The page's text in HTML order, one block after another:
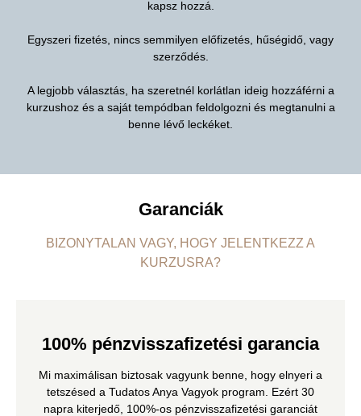
kapsz hozzá.
Egyszeri fizetés, nincs semmilyen előfizetés, hűségidő, vagy
szerződés.
A legjobb választás, ha szeretnél korlátlan ideig hozzáférni a
kurzushoz és a saját tempódban feldolgozni és megtanulni a
benne lévő leckéket.
Garanciák
BIZONYTALAN VAGY, HOGY JELENTKEZZ A
KURZUSRA?
100% pénzvisszafizetési garancia
Mi maximálisan biztosak vagyunk benne, hogy elnyeri a
tetszésed a Tudatos Anya Vagyok program. Ezért 30
napra kiterjedő, 100%-os pénzvisszafizetési garanciát